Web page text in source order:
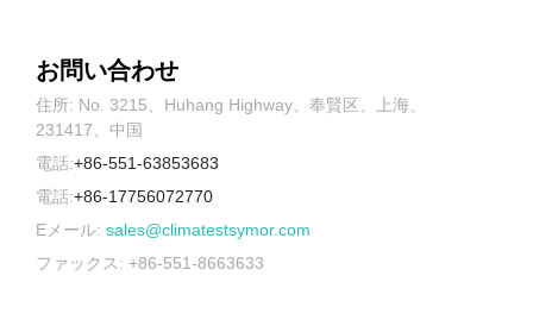
お問い合わせ
住所: No. 3215、Huhang Highway、奉賢区、上海、
231417、中国
電話:+86-551-63853683
電話:+86-17756072770
Eメール: sales@climatestsymor.com
ファックス: +86-551-8663633